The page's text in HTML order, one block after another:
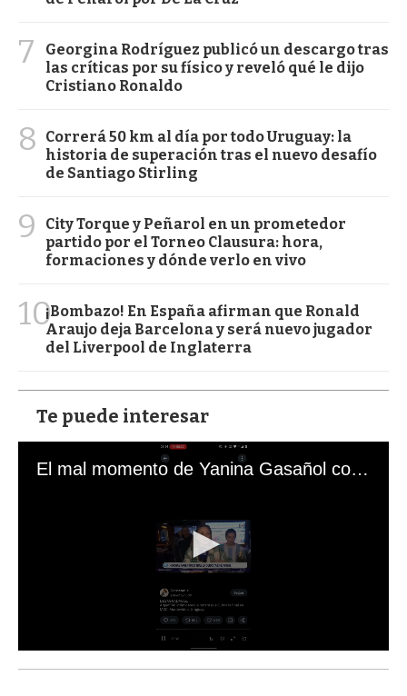
7
Georgina Rodríguez publicó un descargo tras
las críticas por su físico y reveló qué le dijo
Cristiano Ronaldo
8
Correrá 50 km al día por todo Uruguay: la
historia de superación tras el nuevo desafío
de Santiago Stirling
9
City Torque y Peñarol en un prometedor
partido por el Torneo Clausura: hora,
formaciones y dónde verlo en vivo
10¡Bombazo! En España afirman que Ronald
Araujo deja Barcelona y será nuevo jugador
del Liverpool de Inglaterra
Te puede interesar
El mal momento de Yanina Gasañol con un hincha argentino en "Subrayado"
s